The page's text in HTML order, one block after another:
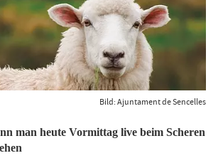
Bild: Ajuntament de Sencelles
man heute Vormittag live beim Scheren